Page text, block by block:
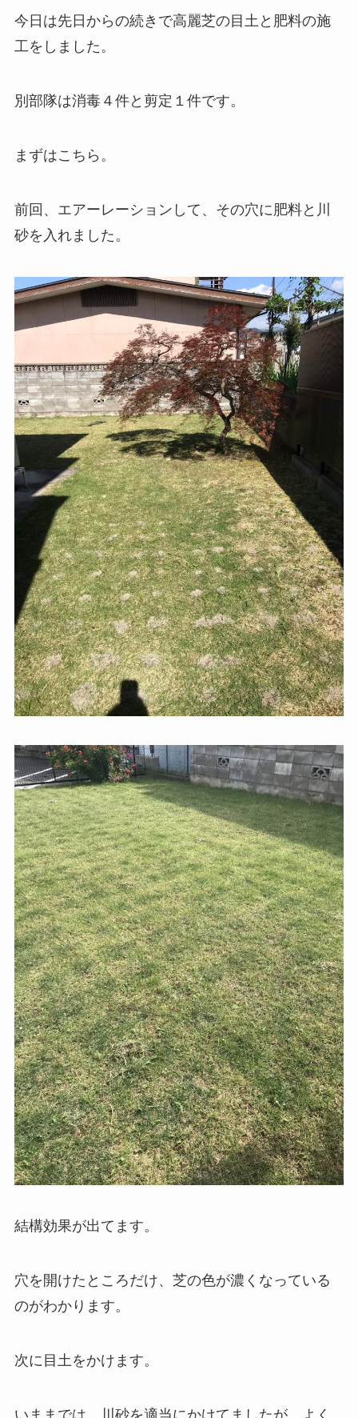
今日は先日からの続きで高麗芝の目土と肥料の施
工をしました。
別部隊は消毒４件と剪定１件です。
まずはこちら。
前回、エアーレーションして、その穴に肥料と川
砂を入れました。
結構効果が出てます。
穴を開けたところだけ、芝の色が濃くなっている
のがわかります。
次に目土をかけます。
いままでは、川砂を適当にかけてましたが、よく